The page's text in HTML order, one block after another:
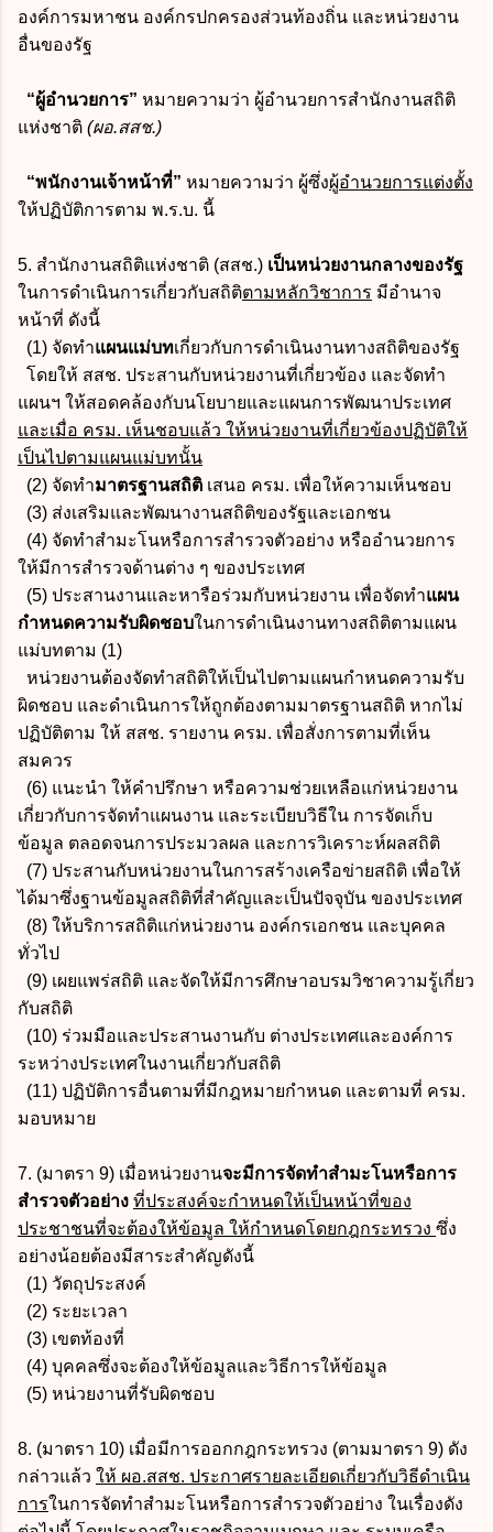
องค์การมหาชน องค์กรปกครองส่วนท้องถิ่น และหน่วยงาน
อื่นของรัฐ
“ผู้อำนวยการ” หมายความว่า ผู้อำนวยการสำนักงานสถิติ
แห่งชาติ (ผอ.สสช.)
“พนักงานเจ้าหน้าที่” หมายความว่า ผู้ซึ่งผู้อำนวยการแต่งตั้ง
ให้ปฏิบัติการตาม พ.ร.บ. นี้
5. สำนักงานสถิติแห่งชาติ (สสช.) เป็นหน่วยงานกลางของรัฐ
ในการดำเนินการเกี่ยวกับสถิติตามหลักวิชาการ มีอำนาจ
หน้าที่ ดังนี้
(1) จัดทำแผนแม่บทเกี่ยวกับการดำเนินงานทางสถิติของรัฐ
โดยให้ สสช. ประสานกับหน่วยงานที่เกี่ยวข้อง และจัดทำ
แผนฯ ให้สอดคล้องกับนโยบายและแผนการพัฒนาประเทศ
และเมื่อ ครม. เห็นชอบแล้ว ให้หน่วยงานที่เกี่ยวข้องปฏิบัติให้
เป็นไปตามแผนแม่บทนั้น
(2) จัดทำมาตรฐานสถิติ เสนอ ครม. เพื่อให้ความเห็นชอบ
(3) ส่งเสริมและพัฒนางานสถิติของรัฐและเอกชน
(4) จัดทำสำมะโนหรือการสำรวจตัวอย่าง หรืออำนวยการ
ให้มีการสำรวจด้านต่าง ๆ ของประเทศ
(5) ประสานงานและหารือร่วมกับหน่วยงาน เพื่อจัดทำแผน
กำหนดความรับผิดชอบในการดำเนินงานทางสถิติตามแผน
แม่บทตาม (1)
หน่วยงานต้องจัดทำสถิติให้เป็นไปตามแผนกำหนดความรับ
ผิดชอบ และดำเนินการให้ถูกต้องตามมาตรฐานสถิติ หากไม่
ปฏิบัติตาม ให้ สสช. รายงาน ครม. เพื่อสั่งการตามที่เห็น
สมควร
(6) แนะนำ ให้คำปรึกษา หรือความช่วยเหลือแก่หน่วยงาน
เกี่ยวกับการจัดทำแผนงาน และระเบียบวิธีใน การจัดเก็บ
ข้อมูล ตลอดจนการประมวลผล และการวิเคราะห์ผลสถิติ
(7) ประสานกับหน่วยงานในการสร้างเครือข่ายสถิติ เพื่อให้
ได้มาซึ่งฐานข้อมูลสถิติที่สำคัญและเป็นปัจจุบัน ของประเทศ
(8) ให้บริการสถิติแก่หน่วยงาน องค์กรเอกชน และบุคคล
ทั่วไป
(9) เผยแพร่สถิติ และจัดให้มีการศึกษาอบรมวิชาความรู้เกี่ยว
กับสถิติ
(10) ร่วมมือและประสานงานกับ ต่างประเทศและองค์การ
ระหว่างประเทศในงานเกี่ยวกับสถิติ
(11) ปฏิบัติการอื่นตามที่มีกฎหมายกำหนด และตามที่ ครม.
มอบหมาย
7. (มาตรา 9) เมื่อหน่วยงานจะมีการจัดทำสำมะโนหรือการ
สำรวจตัวอย่าง ที่ประสงค์จะกำหนดให้เป็นหน้าที่ของ
ประชาชนที่จะต้องให้ข้อมูล ให้กำหนดโดยกฎกระทรวง ซึ่ง
อย่างน้อยต้องมีสาระสำคัญดังนี้
(1) วัตถุประสงค์
(2) ระยะเวลา
(3) เขตท้องที่
(4) บุคคลซึ่งจะต้องให้ข้อมูลและวิธีการให้ข้อมูล
(5) หน่วยงานที่รับผิดชอบ
8. (มาตรา 10) เมื่อมีการออกกฎกระทรวง (ตามมาตรา 9) ดัง
กล่าวแล้ว ให้ ผอ.สสช. ประกาศรายละเอียดเกี่ยวกับวิธีดำเนิน
การในการจัดทำสำมะโนหรือการสำรวจตัวอย่าง ในเรื่องดัง